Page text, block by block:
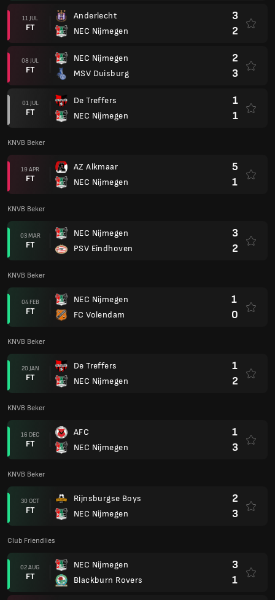
11 JUL
FT
Anderlecht
NEC Nijmegen
3
2
08 JUL
FT
NEC Nijmegen
MSV Duisburg
2
3
01 JUL
FT
De Treffers
NEC Nijmegen
1
1
KNVB Beker
19 APR
FT
AZ Alkmaar
NEC Nijmegen
5
1
KNVB Beker
03 MAR
FT
NEC Nijmegen
PSV Eindhoven
3
2
KNVB Beker
04 FEB
FT
NEC Nijmegen
FC Volendam
1
0
KNVB Beker
20 JAN
FT
De Treffers
NEC Nijmegen
1
2
KNVB Beker
16 DEC
FT
AFC
NEC Nijmegen
1
3
KNVB Beker
30 OCT
FT
Rijnsburgse Boys
NEC Nijmegen
2
3
Club Friendlies
02 AUG
FT
NEC Nijmegen
Blackburn Rovers
3
1